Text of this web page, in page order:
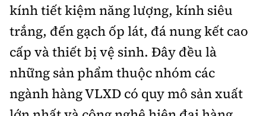
kính tiết kiệm năng lượng, kính siêu
trắng, đến gạch ốp lát, đá nung kết cao
cấp và thiết bị vệ sinh. Đây đều là
những sản phẩm thuộc nhóm các
ngành hàng VLXD có quy mô sản xuất